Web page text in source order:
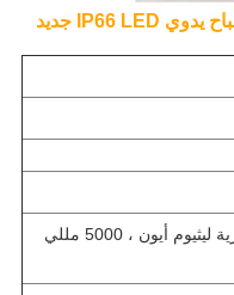
المواصفات التفصيلية لعام 2020 مصباح يدوي IP66 LED جديد
3.7V 26650 بطارية ليثيوم أيون ، 5000 مللي